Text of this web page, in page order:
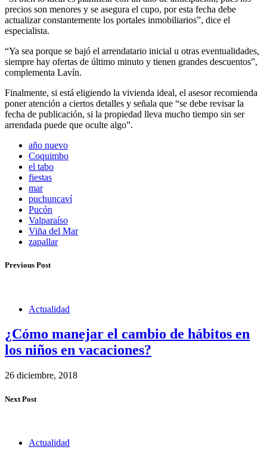
precios son menores y se asegura el cupo, por esta fecha debe
actualizar constantemente los portales inmobiliarios”, dice el
especialista.
“Ya sea porque se bajó el arrendatario inicial u otras eventualidades,
siempre hay ofertas de último minuto y tienen grandes descuentos”,
complementa Lavín.
Finalmente, si está eligiendo la vivienda ideal, el asesor recomienda
poner atención a ciertos detalles y señala que “se debe revisar la
fecha de publicación, si la propiedad lleva mucho tiempo sin ser
arrendada puede que oculte algo”.
año nuevo
Coquimbo
el tabo
fiestas
mar
puchuncaví
Pucón
Valparaíso
Viña del Mar
zapallar
Previous Post
Actualidad
¿Cómo manejar el cambio de hábitos en
los niños en vacaciones?
26 diciembre, 2018
Next Post
Actualidad